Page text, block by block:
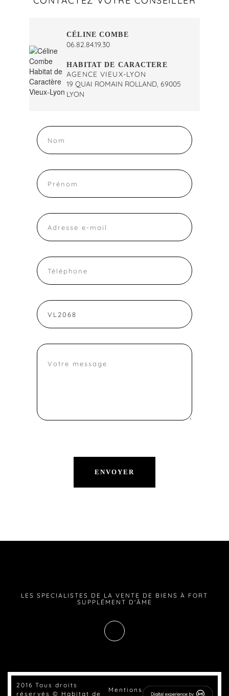
CÉLINE COMBE
06.82.84.19.30
HABITAT DE CARACTERE
AGENCE VIEUX-LYON
19 QUAI ROMAIN ROLLAND, 69005
LYON
LES SPECIALISTES DE LA VENTE DE BIENS À FORT
SUPPLÉMENT D'ÂME
2016 Tous droits
réservés © Habitat de
Mentions